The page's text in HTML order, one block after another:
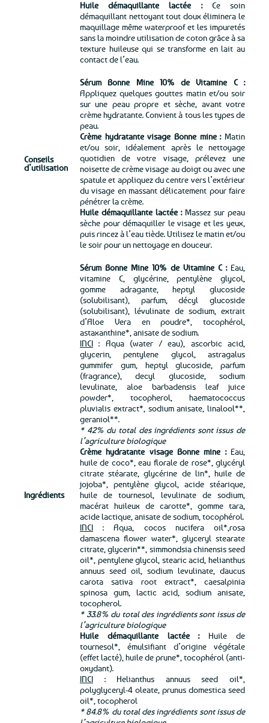
Huile démaquillante lactée : Ce soin
démaquillant nettoyant tout doux éliminera le
maquillage même waterproof et les impuretés
sans la moindre utilisation de coton grâce à sa
texture huileuse qui se transforme en lait au
contact de l’eau.
Conseils
d’utilisation
Sérum Bonne Mine 10% de Vitamine C :
Appliquez quelques gouttes matin et/ou soir
sur une peau propre et sèche, avant votre
crème hydratante. Convient à tous les types de
peau.
Crème hydratante visage Bonne mine :Matin
et/ou soir, idéalement après le nettoyage
quotidien de votre visage, prélevez une
noisette de crème visage au doigt ou avec une
spatule et appliquez du centre vers l’extérieur
du visage en massant délicatement pour faire
pénétrer la crème.
Huile démaquillante lactée : Massez sur peau
sèche pour démaquiller le visage et les yeux,
puis rincez à l’eau tiède. Utilisez le matin et/ou
le soir pour un nettoyage en douceur.
Ingrédients
Sérum Bonne Mine 10% de Vitamine C : Eau,
vitamine C, glycérine, pentylène glycol,
gomme adragante, heptyl glucoside
(solubilisant), parfum, décyl glucoside
(solubilisant), lévulinate de sodium, extrait
d’Aloe Vera en poudre*, tocophérol,
astaxanthine*, anisate de sodium.
INCI : Aqua (water / eau), ascorbic acid,
glycerin, pentylene glycol, astragalus
gummifer gum, heptyl glucoside, parfum
(fragrance), decyl glucoside, sodium
levulinate, aloe barbadensis leaf juice
powder*, tocopherol, haematococcus
pluvialis extract*, sodium anisate, linalool**,
geraniol**.
* 42% du total des ingrédients sont issus de
l’agriculture biologique
Crème hydratante visage Bonne mine : Eau,
huile de coco*, eau florale de rose*, glycéryl
citrate stéarate, glycérine de lin*, huile de
jojoba*, pentylène glycol, acide stéarique,
huile de tournesol, levulinate de sodium,
macérat huileux de carotte*, gomme tara,
acide lactique, anisate de sodium, tocophérol.
INCI : Aqua, cocos nucifera oil*,rosa
damascena flower water*, glyceryl stearate
citrate, glycerin**, simmondsia chinensis seed
oil*, pentylene glycol, stearic acid, helianthus
annuus seed oil, sodium levulinate, daucus
carota sativa root extract*, caesalpinia
spinosa gum, lactic acid, sodium anisate,
tocopherol.
* 33.8% du total des ingrédients sont issus de
l’agriculture biologique
Huile démaquillante lactée : Huile de
tournesol*, émulsifiant d’origine végétale
(effet lacté), huile de prune*, tocophérol (anti-
oxydant).
INCI : Helianthus annuus seed oil*,
polyglyceryl-4 oleate, prunus domestica seed
oil*, tocopherol
* 84.8% du total des ingrédients sont issus de